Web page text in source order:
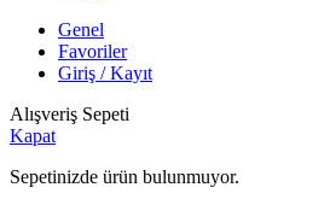
Genel
Favoriler
Giriş / Kayıt
Alışveriş Sepeti
Kapat
Sepetinizde ürün bulunmuyor.